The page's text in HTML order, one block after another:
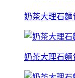
奶茶大理石麵
奶茶大理石麵